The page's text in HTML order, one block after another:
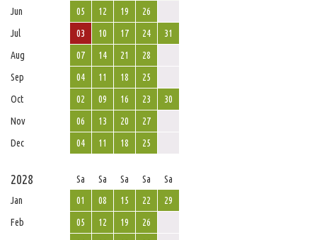
Jun
05 12 19
26
Jul
03 10 17 24
31
Aug
07 14 21
28
Sep
04 11 18
25
Oct
02 09 16 23
30
Nov
06 13 20
27
Dec
04 11 18 25
2028 Sa Sa Sa Sa
Sa
Jan
01 08 15 22
29
Feb
05 12 19
26